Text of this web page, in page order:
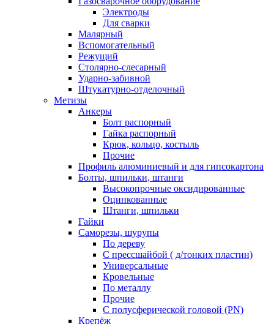
Электроды
Для сварки
Малярный
Вспомогательный
Режущий
Столярно-слесарный
Ударно-забивной
Штукатурно-отделочный
Метизы
Анкеры
Болт распорный
Гайка распорный
Крюк, кольцо, костыль
Прочие
Профиль алюминиевый и для гипсокартона
Болты, шпильки, штанги
Высокопрочные оксидированные
Оцинкованные
Штанги, шпильки
Гайки
Саморезы, шурупы
По дереву
С прессшайбой ( д/тонких пластин)
Универсальные
Кровельные
По металлу
Прочие
С полусферической головой (PN)
Крепёж